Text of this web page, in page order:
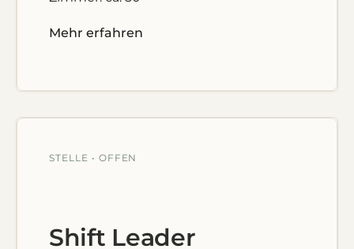
Mehr erfahren
STELLE • OFFEN
Shift Leader